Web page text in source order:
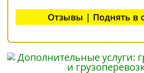
Отзывы | Поднять в